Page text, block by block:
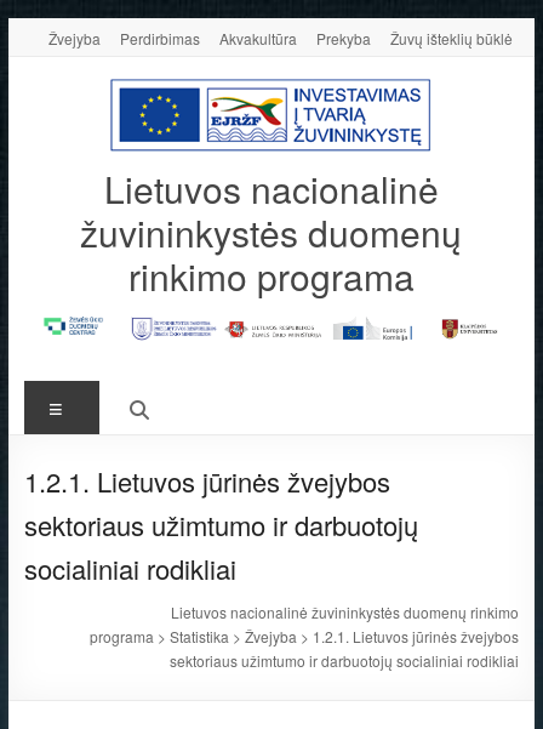
Žvejyba Perdirbimas Akvakultūra Prekyba Žuvų išteklių būklė
Lietuvos nacionalinė
žuvininkystės duomenų
rinkimo programa
Meniu
1.2.1. Lietuvos jūrinės žvejybos
sektoriaus užimtumo ir darbuotojų
socialiniai rodikliai
Lietuvos nacionalinė žuvininkystės duomenų rinkimo
programa >Statistika >Žvejyba > 1.2.1. Lietuvos jūrinės žvejybos
sektoriaus užimtumo ir darbuotojų socialiniai rodikliai